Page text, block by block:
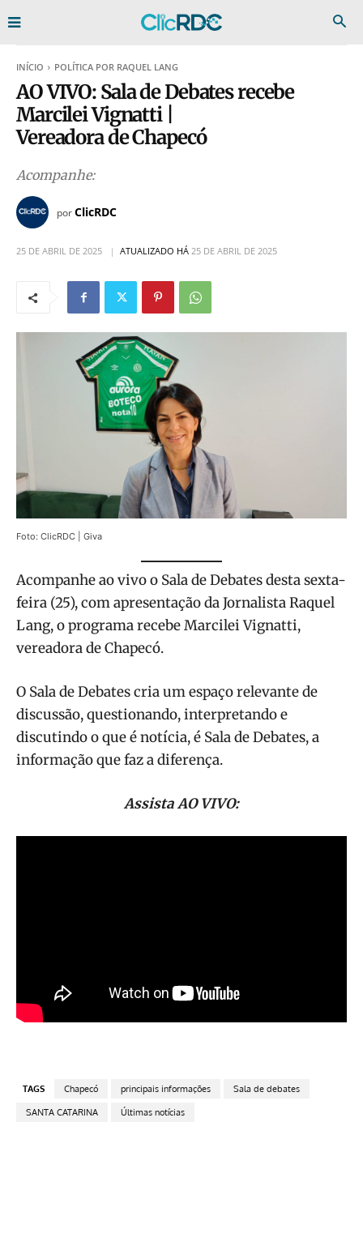
INÍCIO POLÍTICA POR RAQUEL LANG
AO VIVO: Sala de Debates recebe
Marcilei Vignatti |
Vereadora de Chapecó
Acompanhe:
porClicRDC
25 DE ABRIL DE 2025 ATUALIZADO HÁ 25 DE ABRIL DE 2025
Foto: ClicRDC | Giva
Acompanhe ao vivo o Sala de Debates desta sexta-
feira (25), com apresentação da Jornalista Raquel
Lang, o programa recebe Marcilei Vignatti,
vereadora de Chapecó.
O Sala de Debates cria um espaço relevante de
discussão, questionando, interpretando e
discutindo o que é notícia, é Sala de Debates, a
informação que faz a diferença.
Assista AO VIVO:
TAGS Chapecó principais informações Sala de debates
SANTA CATARINA Últimas notícias